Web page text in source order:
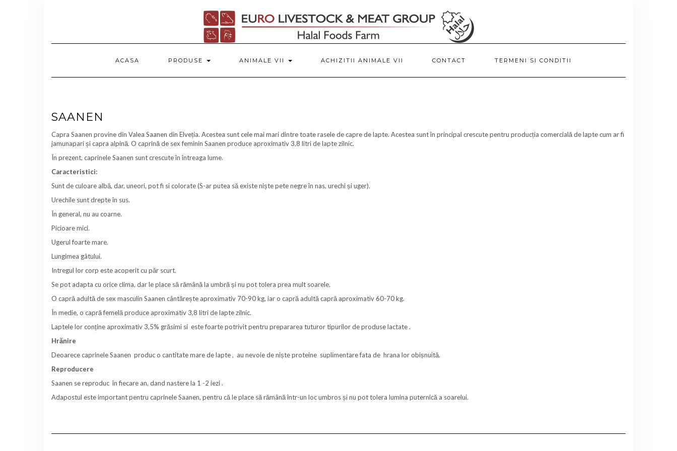
ACASA PRODUSE ANIMALE VII ACHIZITII ANIMALE VII CONTACT TERMENI SI CONDITII
SAANEN
Capra Saanen provine din Valea Saanen din Elveția. Acestea sunt cele mai mari dintre toate rasele de capre de lapte. Acestea sunt în principal crescute pentru producția comercială de lapte cum ar fi
jamunapari și capra alpină. O caprină de sex feminin Saanen produce aproximativ 3,8 litri de lapte zilnic.
În prezent, caprinele Saanen sunt crescute în întreaga lume.
Caracteristici:
Sunt de culoare albă, dar, uneori, pot fi si colorate (S-ar putea să existe niște pete negre în nas, urechi și uger).
Urechile sunt drepte în sus.
În general, nu au coarne.
Picioare mici.
Ugerul foarte mare.
Lungimea gâtului.
Intregul lor corp este acoperit cu păr scurt.
Se pot adapta cu orice clima, dar le place să rămână la umbră și nu pot tolera prea mult soarele.
O capră adultă de sex masculin Saanen cântărește aproximativ 70-90 kg, iar o capră adultă capră aproximativ 60-70 kg.
În medie, o capră femelă produce aproximativ 3,8 litri de lapte zilnic.
Laptele lor conține aproximativ 3,5% grăsimi si este foarte potrivit pentru prepararea tuturor tipurilor de produse lactate .
Hrănire
Deoarece caprinele Saanen produc o cantitate mare de lapte , au nevoie de niște proteine ​​ suplimentare fata de hrana lor obișnuită.
Reproducere
Saanen se reproduc în fiecare an, dand nastere la 1 -2 iezi .
Adapostul este important pentru caprinele Saanen, pentru că le place să rămână într-un loc umbros și nu pot tolera lumina puternică a soarelui.